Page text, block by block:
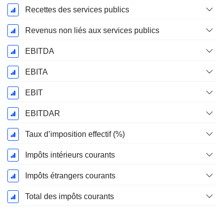
Recettes des services publics
Revenus non liés aux services publics
EBITDA
EBITA
EBIT
EBITDAR
Taux d’imposition effectif (%)
Impôts intérieurs courants
Impôts étrangers courants
Total des impôts courants